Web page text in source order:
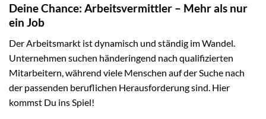
Deine Chance: Arbeitsvermittler – Mehr als nur
ein Job
Der Arbeitsmarkt ist dynamisch und ständig im Wandel.
Unternehmen suchen händeringend nach qualifizierten
Mitarbeitern, während viele Menschen auf der Suche nach
der passenden beruflichen Herausforderung sind. Hier
kommst Du ins Spiel!